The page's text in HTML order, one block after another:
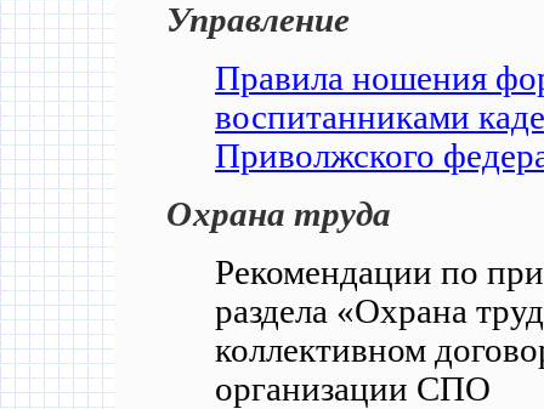
Управление
Правила ношения
воспитанниками
Приволжского
Охрана труда
Рекомендации по
раздела «Охрана
коллективном
организации СПО